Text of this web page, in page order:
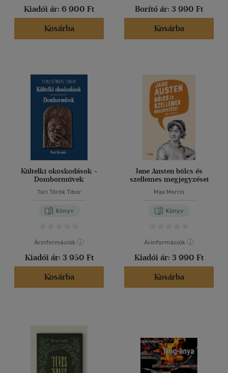
Kiadói ár: 6 900 Ft
Kosárba
Borító ár: 3 990 Ft
Kosárba
Kültelki okoskodások -
Domborművek
Turi Török Tibor
Könyv
Árinformációk
Kiadói ár: 3 950 Ft
Kosárba
Jane Austen bölcs és
szellemes megjegyzései
Max Morris
Könyv
Árinformációk
Kiadói ár: 3 990 Ft
Kosárba